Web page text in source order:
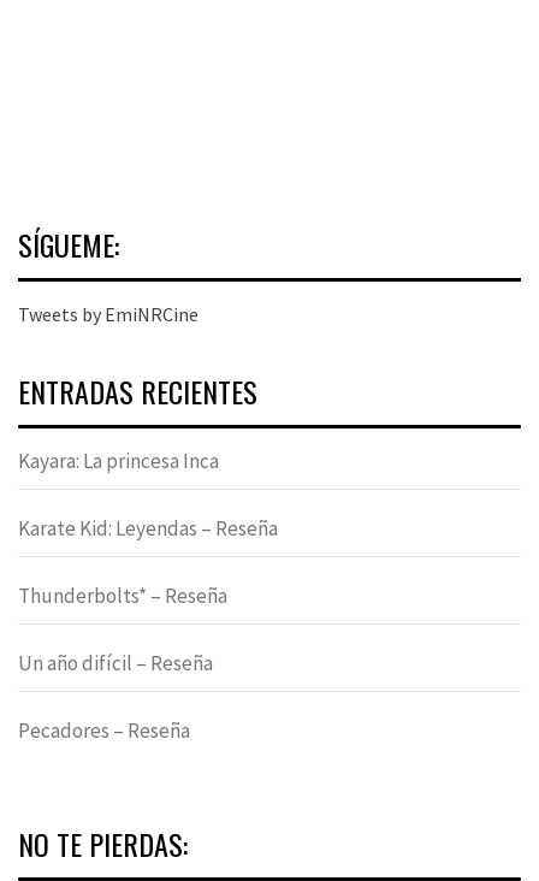
SÍGUEME:
Tweets by EmiNRCine
ENTRADAS RECIENTES
Kayara: La princesa Inca
Karate Kid: Leyendas – Reseña
Thunderbolts* – Reseña
Un año difícil – Reseña
Pecadores – Reseña
NO TE PIERDAS: